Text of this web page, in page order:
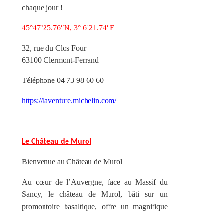
chaque jour !
45°47’25.76″N, 3° 6’21.74″E
32, rue du Clos Four
63100 Clermont-Ferrand
Téléphone 04 73 98 60 60
https://laventure.michelin.com/
Le Château de Murol
Bienvenue au Château de Murol
Au cœur de l’Auvergne, face au Massif du
Sancy, le château de Murol, bâti sur un
promontoire basaltique, offre un magnifique